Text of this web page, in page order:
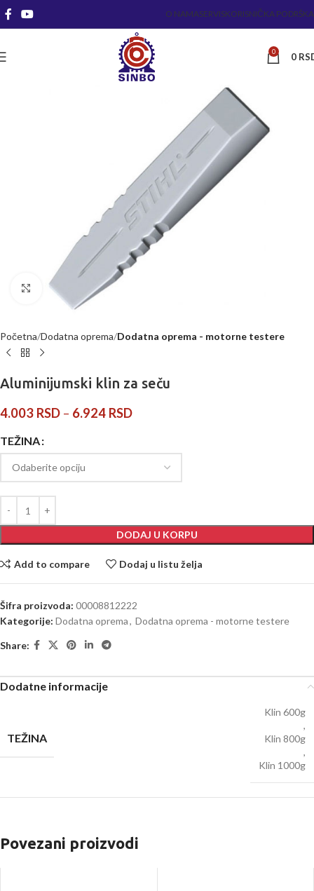
O NAMASERVISKORISNIČKA PODRŠKA
0 0
Kliknite za uvećanje
Početna Dodatna oprema Dodatna oprema - motorne testere
Aluminijumski klin za seču
4.003 RSD – 6.924 RSD
TEŽINA
DODAJ U KORPU
Add to compare Dodaj u listu želja
Šifra proizvoda: 00008812222
Kategorije: Dodatna oprema, Dodatna oprema - motorne testere
Share:
Dodatne informacije
TEŽINA
Klin 600g
,
Klin 800g
,
Klin 1000g
Povezani proizvodi